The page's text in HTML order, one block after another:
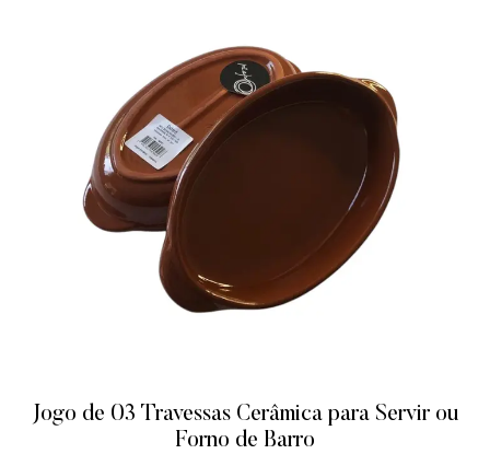
Jogo de 03 Travessas Cerâmica para Servir ou
Forno de Barro